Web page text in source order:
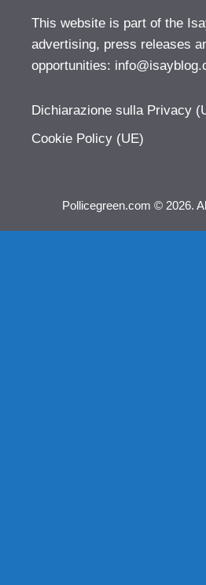
This website is part of the
advertising, press releases
opportunities:
Dichiarazione sulla Privacy
Cookie Policy (UE)
Pollicegreen.com © 2026.